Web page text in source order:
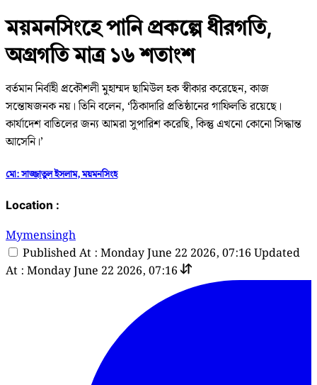
ময়মনসিংহে পানি প্রকল্পে ধীরগতি,
অগ্রগতি মাত্র ১৬ শতাংশ
বর্তমান নির্বাহী প্রকৌশলী মুহাম্মদ ছামিউল হক স্বীকার করেছেন, কাজ
সন্তোষজনক নয়। তিনি বলেন, ‘ঠিকাদারি প্রতিষ্ঠানের গাফিলতি রয়েছে।
কার্যাদেশ বাতিলের জন্য আমরা সুপারিশ করেছি, কিন্তু এখনো কোনো সিদ্ধান্ত
আসেনি।’
মো: সাজ্জাতুল ইসলাম, ময়মনসিংহ
Location :
Mymensingh
Published At : Monday June 22 2026, 07:16 Updated
At : Monday June 22 2026, 07:16